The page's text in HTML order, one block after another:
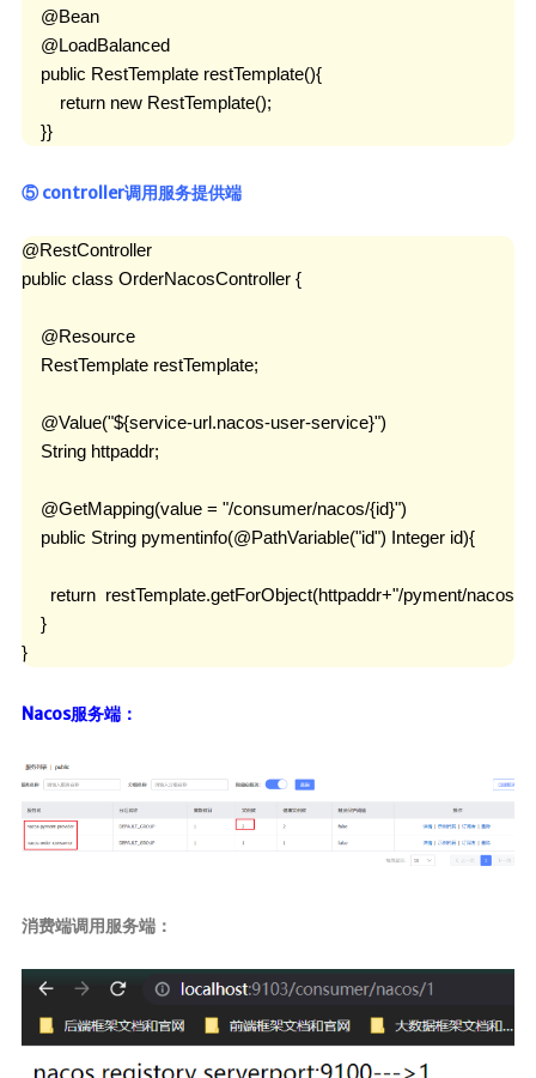
    @Bean
    @LoadBalanced
    public RestTemplate restTemplate(){
        return new RestTemplate();
    }}
⑤ controller调用服务提供端
@RestController
public class OrderNacosController {
    @Resource
    RestTemplate restTemplate;
    @Value("${service-url.nacos-user-service}")
    String httpaddr;
    @GetMapping(value = "/consumer/nacos/{id}")
    public String pymentinfo(@PathVariable("id") Integer id){
return  restTemplate.getForObject(httpaddr+"/pyment/nacos/
    }
}
Nacos服务端：
消费端调用服务端：